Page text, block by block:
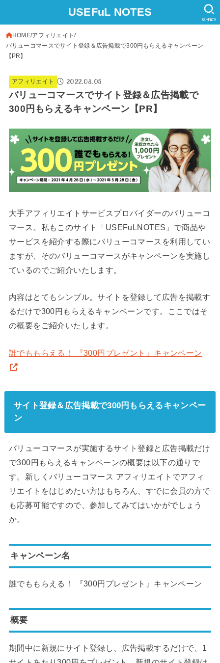
USEFuL NOTES
SEARCH
HOME アフィリエイト
バリューコマースでサイト登録＆広告掲載で300円もらえるキャンペーン
【PR】
アフィリエイト 2022.08.05
バリューコマースでサイト登録＆広告掲載で
300円もらえるキャンペーン【PR】
大手アフィリエイトサービスプロバイダーのバリューコ
マース。私もこのサイト「USEFuLNOTES」で商品や
サービスを紹介する際にバリューコマースを利用してい
ますが、そのバリューコマースがキャンペーンを実施し
ているのでご紹介いたします。
内容はとてもシンプル。サイトを登録して広告を掲載す
るだけで300円もらえるキャンペーンです。ここではそ
の概要をご紹介いたします。
誰でももらえる！ 『300円プレゼント』キャンペーン
サイト登録＆広告掲載で300円もらえるキャンペー
ン
バリューコマースが実施するサイト登録と広告掲載だけ
で300円もらえるキャンペーンの概要は以下の通りで
す。新しくバリューコマース アフィリエイトでアフィ
リエイトをはじめたい方はもちろん、すでに会員の方で
も応募可能ですので、参加してみてはいかがでしょう
か。
キャンペーン名
誰でももらえる！ 『300円プレゼント』キャンペーン
概要
期間中に新規にサイト登録し、広告掲載するだけで、1